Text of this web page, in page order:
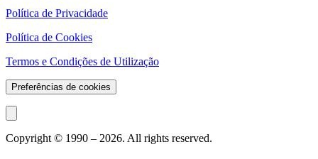
Política de Privacidade
Política de Cookies
Termos e Condições de Utilização
Preferências de cookies
Copyright © 1990 – 2026. All rights reserved.